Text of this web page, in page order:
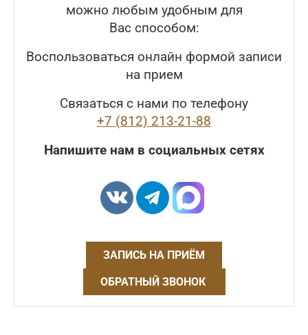
можно любым удобным для
Вас способом:
Воспользоваться онлайн формой записи
на прием
Связаться с нами по телефону
+7 (812) 213-21-88
Напишите нам в социальных сетях
ЗАПИСЬ НА ПРИЁМ
ОБРАТНЫЙ ЗВОНОК